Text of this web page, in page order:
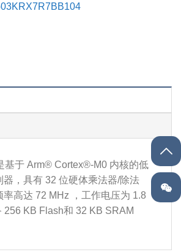
基于 Arm® Cortex®-M0 内核的低
器，具有 32 位硬体乘法器/除法
率高达 72 MHz ，工作电压为 1.8
256 KB Flash和 32 KB SRAM